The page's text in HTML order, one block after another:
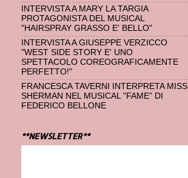
INTERVISTA A MARY LA TARGIA
PROTAGONISTA DEL MUSICAL
"HAIRSPRAY GRASSO E' BELLO"
INTERVISTA A GIUSEPPE VERZICCO
"WEST SIDE STORY E' UNO
SPETTACOLO COREOGRAFICAMENTE
PERFETTO!"
FRANCESCA TAVERNI INTERPRETA MISS
SHERMAN NEL MUSICAL "FAME" DI
FEDERICO BELLONE
**NEWSLETTER**